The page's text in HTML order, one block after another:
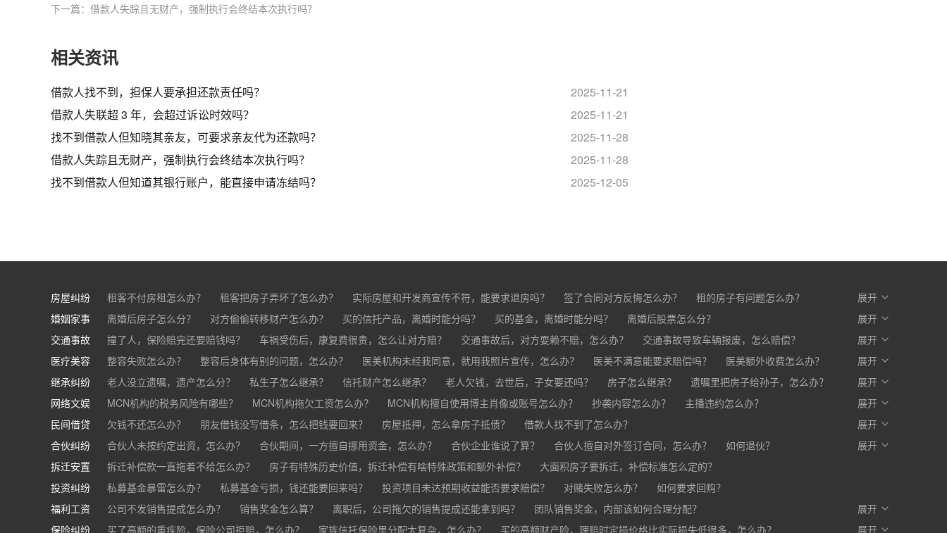
下一篇：借款人失踪且无财产，强制执行会终结本次执行吗？
相关资讯
借款人找不到，担保人要承担还款责任吗？
2025-11-21
借款人失联超 3 年，会超过诉讼时效吗？
2025-11-21
找不到借款人但知晓其亲友，可要求亲友代为还款吗？
2025-11-28
借款人失踪且无财产，强制执行会终结本次执行吗？
2025-11-28
找不到借款人但知道其银行账户，能直接申请冻结吗？
2025-12-05
房屋纠纷 租客不付房租怎么办？ 租客把房子弄坏了怎么办？ 实际房屋和开发商宣传不符，能要求退房吗？ 签了合同对方反悔怎么办？
租的房子有问题怎么办？
房东不退押金怎么办？
买房的定金能退吗？ 买的房子有问题怎么办？ 买家跳单怎么办？ 购买的房子有抵押怎么办？ 开发商不交房怎么办?
展开
婚姻家事
离婚后房子怎么分？ 对方偷偷转移财产怎么办？ 买的信托产品，离婚时能分吗？ 买的基金，离婚时能分吗？
离婚后股票怎么分？
离婚了公司股权怎么处理？
离婚后财产怎么分？
展开
交通事故
撞了人，保险赔完还要赔钱吗？ 车祸受伤后，康复费很贵，怎么让对方赔？ 交通事故后，对方耍赖不赔，怎么办？
交通事故导致车辆报废，怎么赔偿？
交通事故中，医保和对方赔偿能同时拿吗？
车祸导致人死亡，怎么办？
展开
医疗美容
整容失败怎么办？ 整容后身体有别的问题，怎么办？ 医美机构未经我同意，就用我照片宣传，怎么办？ 医美不满意能要求赔偿吗？
医美额外收费怎么办？
医美机构宣传的与实际结果不符怎么办？
医疗事故怎么赔偿？ 手术失败怎么赔？
康复治疗费用高昂，医院说只赔一部分，剩下的怎么办？
医疗器械出问题，怎么办？
展开
继承纠纷
老人没立遗嘱，遗产怎么分？ 私生子怎么继承？ 信托财产怎么继承？ 老人欠钱，去世后，子女要还吗？ 房子怎么继承？
遗嘱里把房子给孙子，怎么办？
基金怎么继承？
股票怎么继承？
展开
网络文娱
MCN机构的税务风险有哪些？ MCN机构拖欠工资怎么办？ MCN机构擅自使用博主肖像或账号怎么办？ 抄袭内容怎么办？
主播违约怎么办？
抖音账号归谁？
展开
民间借贷
欠钱不还怎么办？ 朋友借钱没写借条，怎么把钱要回来？ 房屋抵押，怎么拿房子抵债？
借款人找不到了怎么办？
帮人担保借款，对方不还，我要承担全部责任吗？
展开
合伙纠纷
合伙人未按约定出资，怎么办？ 合伙期间，一方擅自挪用资金，怎么办？ 合伙企业谁说了算？ 合伙人擅自对外签订合同，怎么办？
如何退伙？
和合伙人有矛盾，怎么办？
展开
拆迁安置
拆迁补偿款一直拖着不给怎么办？ 房子有特殊历史价值，拆迁补偿有啥特殊政策和额外补偿？
大面积房子要拆迁，补偿标准怎么定的？
投资纠纷
私募基金暴雷怎么办？ 私募基金亏损，钱还能要回来吗？ 投资项目未达预期收益能否要求赔偿？ 对赌失败怎么办？
如何要求回购？
福利工资
公司不发销售提成怎么办？ 销售奖金怎么算？ 离职后，公司拖欠的销售提成还能拿到吗？
团队销售奖金，内部该如何合理分配？
销售目标未完成，公司有权不发提成和奖金吗？
公司变更提成和奖金制度，之前的业绩怎么算？ 销售提成和奖金未写入合同，有口头约定有效吗？
展开
保险纠纷
买了高额的重疾险，保险公司拒赔，怎么办？ 家族信托保险里分配太复杂，怎么办？ 买的高额财产险，理赔时定损价格比实际损失低很多，怎么办？ 展开